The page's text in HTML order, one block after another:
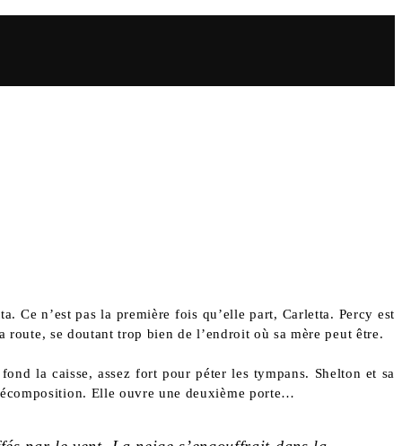
Ce n’est pas la première fois qu’elle part, Carletta. Percy est
se doutant trop bien de l’endroit où sa mère peut être.
la caisse, assez fort pour péter les tympans. Shelton et sa
Elle ouvre une deuxième porte…